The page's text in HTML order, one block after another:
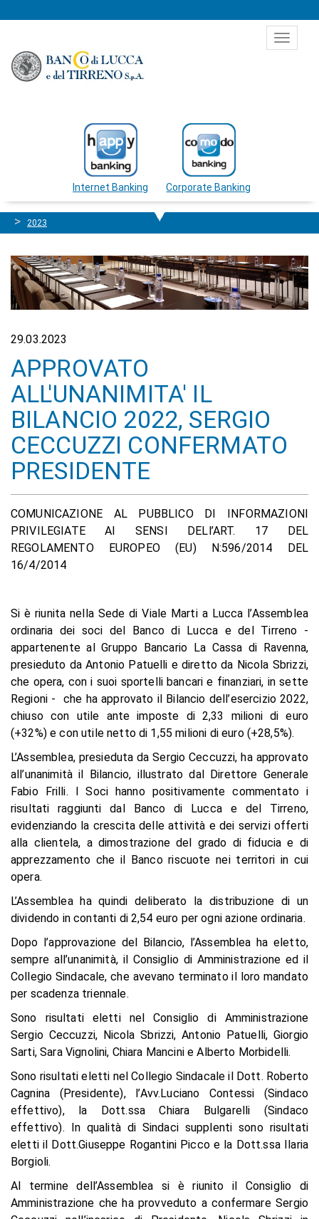
Toggle
Internet Banking Corporate Banking
2023
29.03.2023
APPROVATO
ALL'UNANIMITA' IL
BILANCIO 2022, SERGIO
CECCUZZI CONFERMATO
PRESIDENTE
COMUNICAZIONE AL PUBBLICO DI INFORMAZIONI
PRIVILEGIATE AI SENSI DELl’ART. 17 DEL
REGOLAMENTO EUROPEO (EU) N:596/2014 DEL
16/4/2014
Si è riunita nella Sede di Viale Marti a Lucca l’Assemblea
ordinaria dei soci del Banco di Lucca e del Tirreno -
appartenente al Gruppo Bancario La Cassa di Ravenna,
presieduto da Antonio Patuelli e diretto da Nicola Sbrizzi,
che opera, con i suoi sportelli bancari e finanziari, in sette
Regioni - che ha approvato il Bilancio dell’esercizio 2022,
chiuso con utile ante imposte di 2,33 milioni di euro
(+32%) e con utile netto di 1,55 milioni di euro (+28,5%).
L’Assemblea, presieduta da Sergio Ceccuzzi, ha approvato
all’unanimità il Bilancio, illustrato dal Direttore Generale
Fabio Frilli. I Soci hanno positivamente commentato i
risultati raggiunti dal Banco di Lucca e del Tirreno,
evidenziando la crescita delle attività e dei servizi offerti
alla clientela, a dimostrazione del grado di fiducia e di
apprezzamento che il Banco riscuote nei territori in cui
opera.
L’Assemblea ha quindi deliberato la distribuzione di un
dividendo in contanti di 2,54 euro per ogni azione ordinaria.
Dopo l’approvazione del Bilancio, l’Assemblea ha eletto,
sempre all’unanimità, il Consiglio di Amministrazione ed il
Collegio Sindacale, che avevano terminato il loro mandato
per scadenza triennale.
Sono risultati eletti nel Consiglio di Amministrazione
Sergio Ceccuzzi, Nicola Sbrizzi, Antonio Patuelli, Giorgio
Sarti, Sara Vignolini, Chiara Mancini e Alberto Morbidelli.
Sono risultati eletti nel Collegio Sindacale il Dott. Roberto
Cagnina (Presidente), l’Avv.Luciano Contessi (Sindaco
effettivo), la Dott.ssa Chiara Bulgarelli (Sindaco
effettivo). In qualità di Sindaci supplenti sono risultati
eletti il Dott.Giuseppe Rogantini Picco e la Dott.ssa Ilaria
Borgioli.
Al termine dell’Assemblea si è riunito il Consiglio di
Amministrazione che ha provveduto a confermare Sergio